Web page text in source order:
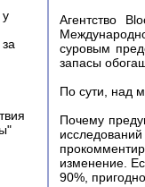
у
Агентство
суровым
запасы
По сути, над
Почему
изменение.
90%,